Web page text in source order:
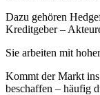
Dazu gehören
Kreditgeber –
Sie arbeiten mit
Kommt der Markt
beschaffen – häufig